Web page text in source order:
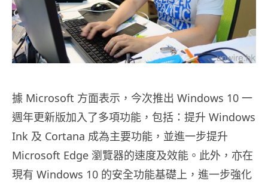
據 Microsoft 方面表示，今次推出 Windows 10 一
週年更新版加入了多項功能，包括：提升 Windows
Ink 及 Cortana 成為主要功能，並進一步提升
Microsoft Edge 瀏覽器的速度及效能。此外，亦在
現有 Windows 10 的安全功能基礎上，進一步強化